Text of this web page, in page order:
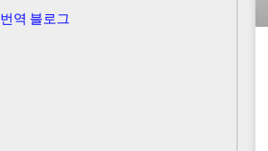
번역 블로그